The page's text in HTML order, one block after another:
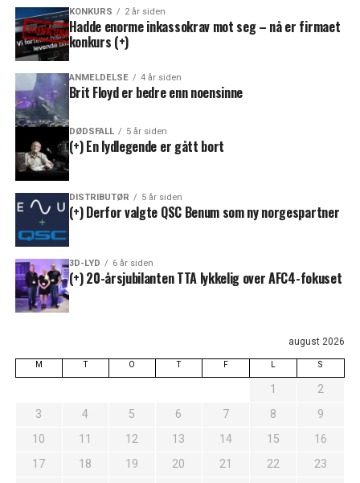
KONKURS 2 år siden
Hadde enorme inkassokrav mot seg – nå er firmaet
konkurs (+)
ANMELDELSE 4 år siden
Brit Floyd er bedre enn noensinne
DØDSFALL 5 år siden
(+) En lydlegende er gått bort
DISTRIBUTØR 5 år siden
(+) Derfor valgte QSC Benum som ny norgespartner
3D-LYD 6 år siden
(+) 20-årsjubilanten TTA lykkelig over AFC4-fokuset
august 2026
M T O T F S
1
2
3
4 5 6 7 8
9
10
11 12 13 14 15
16
17
18 19 20 21 22
23